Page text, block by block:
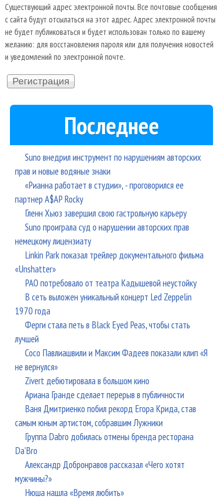
Существующий адрес электронной почты. Все почтовые сообщения
с сайта будут отсылаться на этот адрес. Адрес электронной почты
не будет публиковаться и будет использован только по вашему
желанию: для восстановления пароля или для получения новостей
и уведомлений по электронной почте.
Последнее
Suno внедрил инструмент по нарушениям авторских
прав и новые водяные знаки
«Рианна работает в студии», - проговорился ее
партнер A$AP Rocky
Гленн Хьюз завершил свою гастрольную карьеру
Suno проиграла суд о нарушении авторских прав
немецкому лицензиату
Linkin Park показал трейлер документального фильма
«Unshatter»
РАО потребовало от театра Кадышевой неустойку
В сеть выложен уникальный концерт Led Zeppelin
1970 года
Ферги стала петь в Black Eyed Peas, чтобы стать
лучшей
Сосо Павлиашвили и Максим Фадеев показали клип «Я
не вернулся»
Zivert дебютировала в большом кино
Ариана Гранде сделает перерыв в публичности
Ваня Дмитриенко побил рекорд Егора Крида, став
самым юным артистом, собравшим Лужники
Группа Dabro добилась отмены бренда ресторана
Da'Bro
Александр Добронравов рассказал «Чего хотят
мужчины?»
Нюша нашла «Время любить»